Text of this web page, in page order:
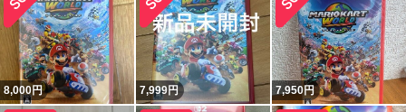
8,000円 7,999円 7,950円